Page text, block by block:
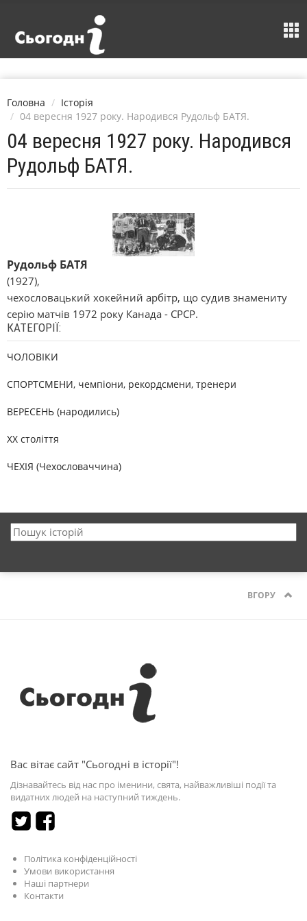
Головна
Історія
04 вересня 1927 року. Народився Рудольф БАТЯ.
04 вересня 1927 року. Народився
Рудольф БАТЯ.
Рудольф БАТЯ
(1927),
чехословацький хокейний арбітр, що судив знамениту
серію матчів 1972 року Канада - СРСР.
КАТЕГОРІЇ:
ЧОЛОВІКИ
СПОРТСМЕНИ, чемпіони, рекордсмени, тренери
ВЕРЕСЕНЬ (народились)
XX століття
ЧЕХІЯ (Чехословаччина)
ВГОРУ
Вас вітає сайт "Сьогодні в історії"!
Дізнавайтесь від нас про іменини, свята, найважливіші події та
видатних людей на наступний тиждень.
Політика конфіденційності
Умови використання
Наші партнери
Контакти